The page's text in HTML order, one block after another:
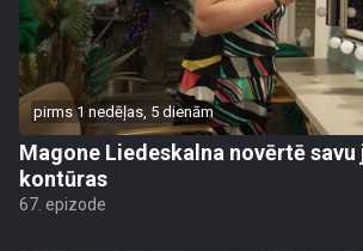
pirms 1 nedēļas, 5 dienām
Magone Liedeskalna novērtē savu
kontūras
67. epizode